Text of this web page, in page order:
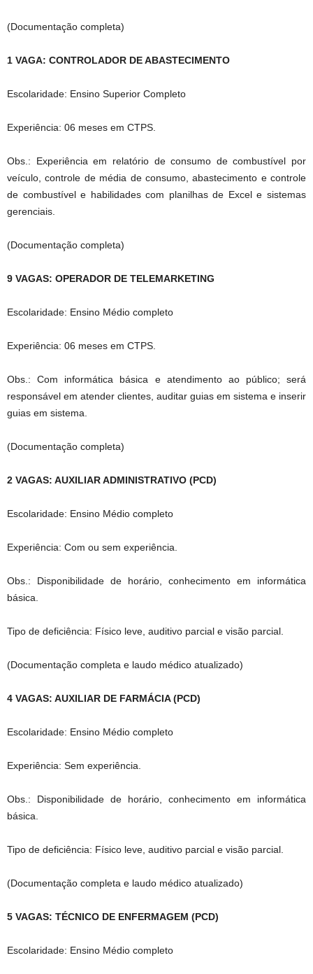
(Documentação completa)
1 VAGA: CONTROLADOR DE ABASTECIMENTO
Escolaridade: Ensino Superior Completo
Experiência: 06 meses em CTPS.
Obs.: Experiência em relatório de consumo de combustível por
veículo, controle de média de consumo, abastecimento e controle
de combustível e habilidades com planilhas de Excel e sistemas
gerenciais.
(Documentação completa)
9 VAGAS: OPERADOR DE TELEMARKETING
Escolaridade: Ensino Médio completo
Experiência: 06 meses em CTPS.
Obs.: Com informática básica e atendimento ao público; será
responsável em atender clientes, auditar guias em sistema e inserir
guias em sistema.
(Documentação completa)
2 VAGAS: AUXILIAR ADMINISTRATIVO (PCD)
Escolaridade: Ensino Médio completo
Experiência: Com ou sem experiência.
Obs.: Disponibilidade de horário, conhecimento em informática
básica.
Tipo de deficiência: Físico leve, auditivo parcial e visão parcial.
(Documentação completa e laudo médico atualizado)
4 VAGAS: AUXILIAR DE FARMÁCIA (PCD)
Escolaridade: Ensino Médio completo
Experiência: Sem experiência.
Obs.: Disponibilidade de horário, conhecimento em informática
básica.
Tipo de deficiência: Físico leve, auditivo parcial e visão parcial.
(Documentação completa e laudo médico atualizado)
5 VAGAS: TÉCNICO DE ENFERMAGEM (PCD)
Escolaridade: Ensino Médio completo